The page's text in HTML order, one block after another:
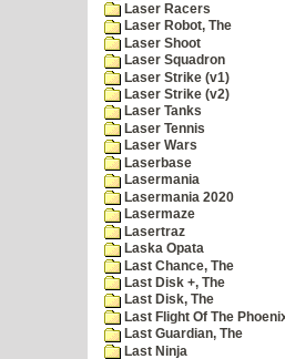
Laser Racers
Laser Robot, The
Laser Shoot
Laser Squadron
Laser Strike (v1)
Laser Strike (v2)
Laser Tanks
Laser Tennis
Laser Wars
Laserbase
Lasermania
Lasermania 2020
Lasermaze
Lasertraz
Laska Opata
Last Chance, The
Last Disk +, The
Last Disk, The
Last Flight Of The
Last Guardian, The
Last Ninja